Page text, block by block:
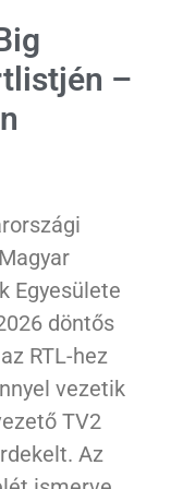
–
Egyesülete
döntős
RTL-hez
vezetik
TV2
Az